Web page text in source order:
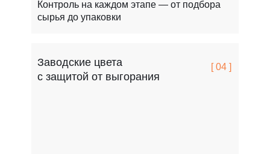
Заводские цвета
с защитой от выгорания
[ 04 ]
Контроль на каждом этапе — от подбора
сырья до упаковки